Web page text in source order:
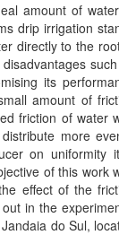
amount of
drip irrigation
directly to the
its
amount of
friction of water
more
on uniformity
of this work
effect of the
in the
do Sul,